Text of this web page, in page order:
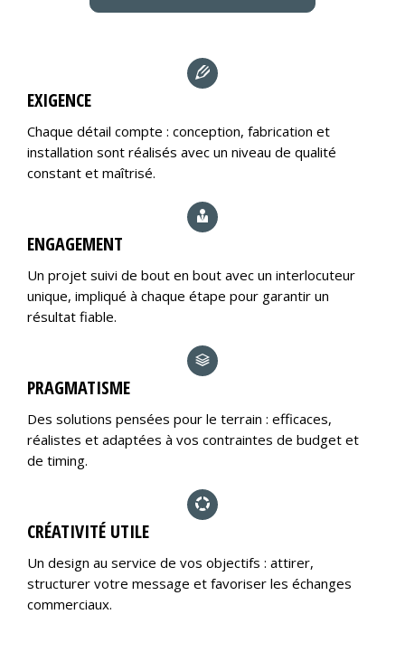
EXIGENCE
Chaque détail compte : conception, fabrication et
installation sont réalisés avec un niveau de qualité
constant et maîtrisé.
ENGAGEMENT
Un projet suivi de bout en bout avec un interlocuteur
unique, impliqué à chaque étape pour garantir un
résultat fiable.
PRAGMATISME
Des solutions pensées pour le terrain : efficaces,
réalistes et adaptées à vos contraintes de budget et
de timing.
CRÉATIVITÉ UTILE
Un design au service de vos objectifs : attirer,
structurer votre message et favoriser les échanges
commerciaux.